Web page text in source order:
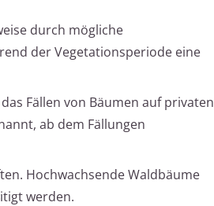
durch mögliche
der Vegetationsperiode eine
Fällen von Bäumen auf privaten
ab dem Fällungen
Hochwachsende Waldbäume
werden.